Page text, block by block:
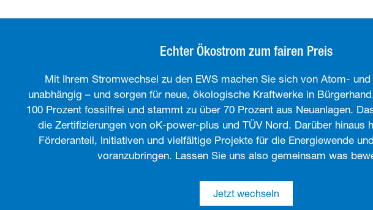
Echter Ökostrom zum fairen Preis
Mit Ihrem Stromwechsel zu den EWS machen Sie sich von Atom-
unabhängig – und sorgen für neue, ökologische Kraftwerke in
100 Prozent fossilfrei und stammt zu über 70 Prozent aus Neuanlagen.
die Zertifizierungen von oK-power-plus und TÜV Nord. Darüber hinaus
Förderanteil, Initiativen und vielfältige Projekte für die Energiewende
voranzubringen. Lassen Sie uns also gemeinsam was
Jetzt wechseln